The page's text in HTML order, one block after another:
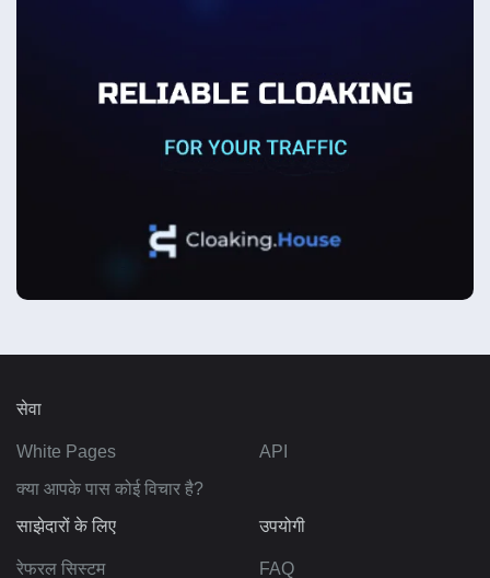
सेवा
White Pages
API
क्या आपके पास कोई विचार है?
साझेदारों के लिए
रेफरल सिस्टम
उपयोगी
FAQ